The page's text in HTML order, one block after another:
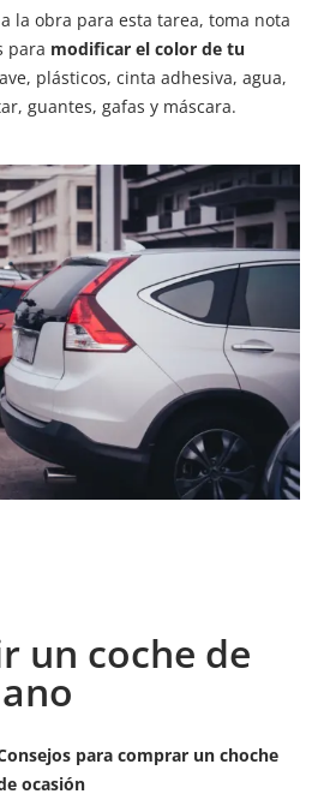
la obra para esta tarea, toma nota
para modificar el color de tu
plásticos, cinta adhesiva, agua,
guantes, gafas y máscara.
un coche de
para comprar un choche
ocasión